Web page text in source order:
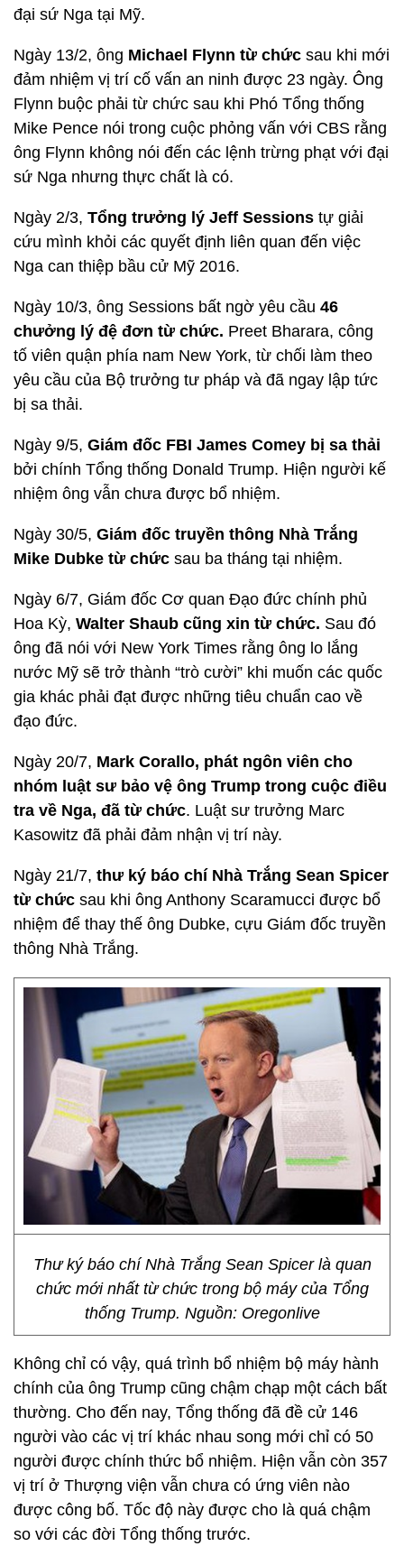
đại sứ Nga tại Mỹ.
Ngày 13/2, ông Michael Flynn từ chức sau khi mới
đảm nhiệm vị trí cố vấn an ninh được 23 ngày. Ông
Flynn buộc phải từ chức sau khi Phó Tổng thống
Mike Pence nói trong cuộc phỏng vấn với CBS rằng
ông Flynn không nói đến các lệnh trừng phạt với đại
sứ Nga nhưng thực chất là có.
Ngày 2/3, Tổng trưởng lý Jeff Sessions tự giải
cứu mình khỏi các quyết định liên quan đến việc
Nga can thiệp bầu cử Mỹ 2016.
Ngày 10/3, ông Sessions bất ngờ yêu cầu 46
chưởng lý đệ đơn từ chức. Preet Bharara, công
tố viên quận phía nam New York, từ chối làm theo
yêu cầu của Bộ trưởng tư pháp và đã ngay lập tức
bị sa thải.
Ngày 9/5, Giám đốc FBI James Comey bị sa thải
bởi chính Tổng thống Donald Trump. Hiện người kế
nhiệm ông vẫn chưa được bổ nhiệm.
Ngày 30/5, Giám đốc truyền thông Nhà Trắng
Mike Dubke từ chức sau ba tháng tại nhiệm.
Ngày 6/7, Giám đốc Cơ quan Đạo đức chính phủ
Hoa Kỳ, Walter Shaub cũng xin từ chức. Sau đó
ông đã nói với New York Times rằng ông lo lắng
nước Mỹ sẽ trở thành “trò cười” khi muốn các quốc
gia khác phải đạt được những tiêu chuẩn cao về
đạo đức.
Ngày 20/7, Mark Corallo, phát ngôn viên cho
nhóm luật sư bảo vệ ông Trump trong cuộc điều
tra về Nga, đã từ chức. Luật sư trưởng Marc
Kasowitz đã phải đảm nhận vị trí này.
Ngày 21/7, thư ký báo chí Nhà Trắng Sean Spicer
từ chức sau khi ông Anthony Scaramucci được bổ
nhiệm để thay thế ông Dubke, cựu Giám đốc truyền
thông Nhà Trắng.
Thư ký báo chí Nhà Trắng Sean Spicer là quan
chức mới nhất từ chức trong bộ máy của Tổng
thống Trump. Nguồn: Oregonlive
Không chỉ có vậy, quá trình bổ nhiệm bộ máy hành
chính của ông Trump cũng chậm chạp một cách bất
thường. Cho đến nay, Tổng thống đã đề cử 146
người vào các vị trí khác nhau song mới chỉ có 50
người được chính thức bổ nhiệm. Hiện vẫn còn 357
vị trí ở Thượng viện vẫn chưa có ứng viên nào
được công bố. Tốc độ này được cho là quá chậm
so với các đời Tổng thống trước.